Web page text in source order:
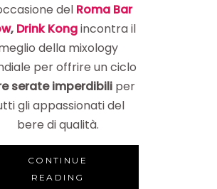
del Roma Bar
, Drink Kongincontra il
della mixology
per offrire un ciclo
serate imperdibili per
gli appassionati del
bere di qualità.
CONTINUE
READING